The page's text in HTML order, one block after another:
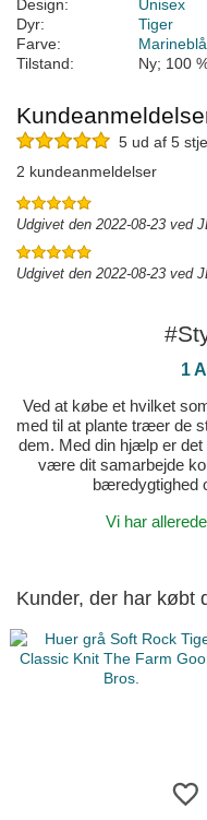
Design:
Unisex
Dyr:
Tiger
Farve:
Marineblå
Tilstand:
Ny; 100
5 ud af 5
2 kundeanmeldelser
Udgivet den 2022-08-23 ved
Udgivet den 2022-08-23 ved
1
Ved at købe et hvilket
med til at plante træer de
dem. Med din hjælp er
være dit samarbejde
bæredygtighed
Vi har
Kunder, der har købt